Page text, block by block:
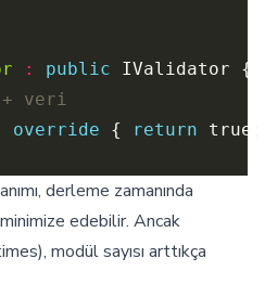
: public
override {
return
derleme zamanında
edebilir. Ancak
modül sayısı arttıkça